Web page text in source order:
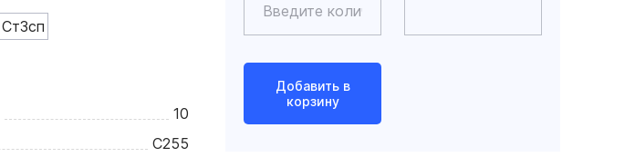
Ст3сп
10
С255
Добавить в
корзину